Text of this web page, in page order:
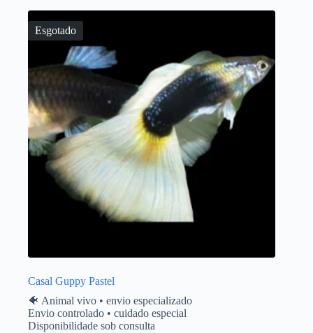
Esgotado
Casal Guppy Pastel
🐠 Animal vivo • envio especializado
Envio controlado • cuidado especial
Disponibilidade sob consulta